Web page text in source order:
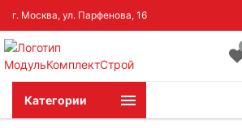
г. Москва, ул. Парфенова, 16
Категории